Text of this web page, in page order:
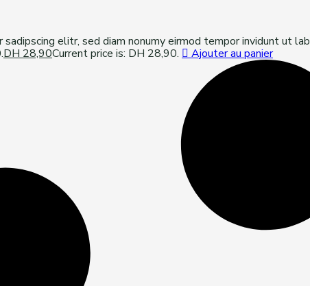
elitr, sed diam nonumy eirmod tempor invidunt ut
DH 28,90Current price is: DH 28,90. Ajouter au panier